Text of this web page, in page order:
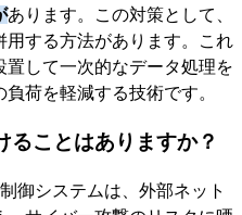
あります。この対策として、
する方法があります。これ
して一次的なデータ処理を
荷を軽減する技術です。
ることはありますか？
御システムは、外部ネット